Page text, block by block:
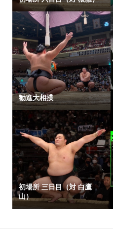
勧進大相撲
初場所 三日目（対 白鷹
山）